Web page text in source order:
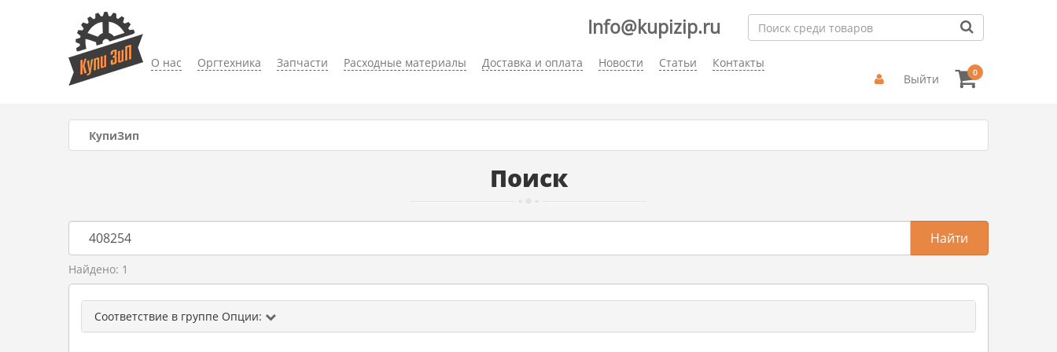
О нас Оргтехника Запчасти Расходные материалы Доставка и оплата Новости Статьи Контакты
Info@kupizip.ru
Выйти 0
КупиЗип
Поиск
Найдено: 1
Соответствие в группе Опции: